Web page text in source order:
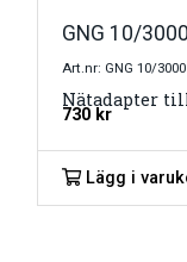
GNG 10/
Art.nr: GNG 10/3000
Nätadapter
730 kr
Lägg i